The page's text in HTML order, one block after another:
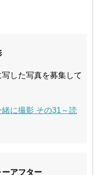
した写真を募集して
に撮影 その31～読
アフター